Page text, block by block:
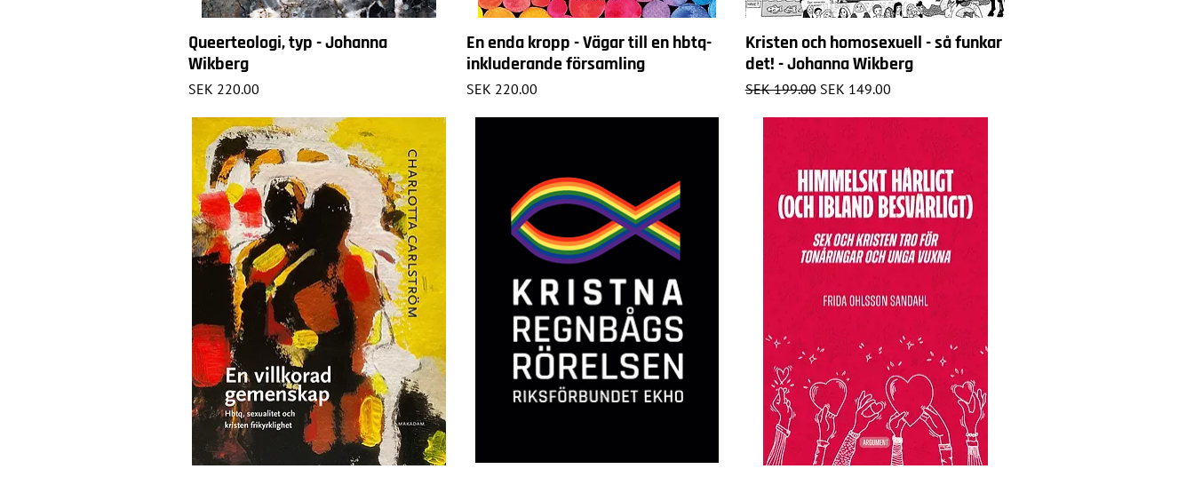
Queerteologi, typ - Johanna
Wikberg
Price
SEK 220.00
En enda kropp - Vägar till en hbtq-
inkluderande församling
Price
SEK 220.00
Kristen och homosexuell - så funkar
det! - Johanna Wikberg
Regular Price
SEK 199.00 Sale Price
SEK 149.00